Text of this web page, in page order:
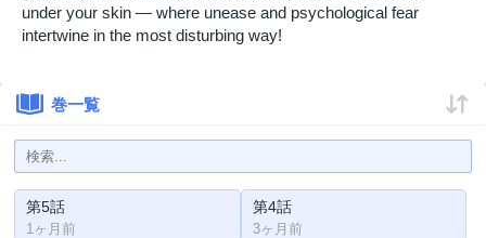
under your skin — where unease and psychological fear
intertwine in the most disturbing way!
巻一覧
第5話
1ヶ月前
第4話
3ヶ月前